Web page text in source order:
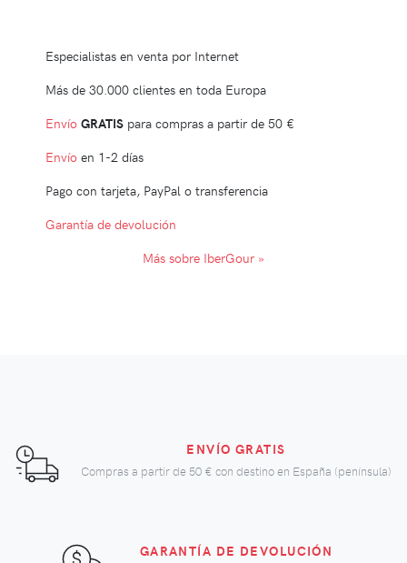
Especialistas en venta por Internet
Más de 30.000 clientes en toda Europa
Envío GRATISpara compras a partir de 50 €
Envíoen 1-2 días
Pago con tarjeta, PayPal o transferencia
Garantía de devolución
Más sobre IberGour »
ENVÍO GRATIS
Compras a partir de 50 € con destino en España (península)
GARANTÍA DE DEVOLUCIÓN